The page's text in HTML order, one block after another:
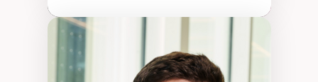
Expertises
Neuropsychiatrie et neurosciences
Direction d'essais cliniques